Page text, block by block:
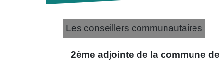
Les conseillers communautaires
2ème adjointe de la commune